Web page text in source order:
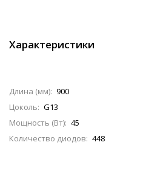
Характеристики
Длина (мм): 900
Цоколь: G13
Мощность (Вт): 45
Количество диодов: 448